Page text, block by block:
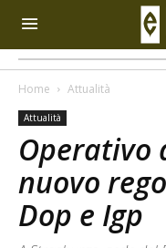
Home Attualità
Attualità
Operativo
nuovo
Dop e Igp